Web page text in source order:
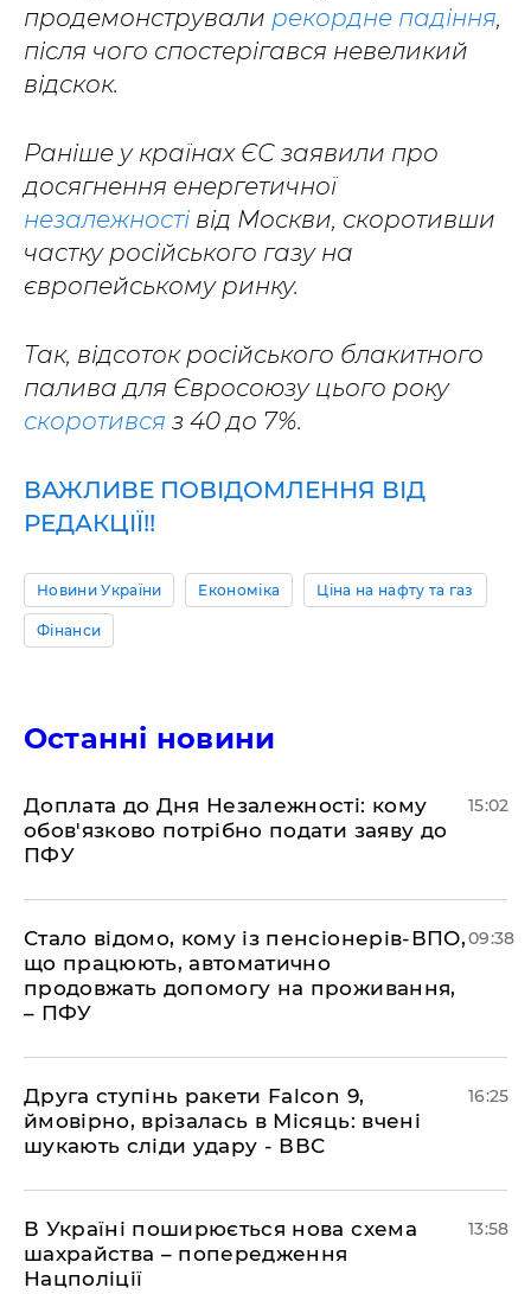
продемонстрували рекордне падіння,
після чого спостерігався невеликий
відскок.
Раніше у країнах ЄС заявили про
досягнення енергетичної
незалежності від Москви, скоротивши
частку російського газу на
європейському ринку.
Так, відсоток російського блакитного
палива для Євросоюзу цього року
скоротився з 40 до 7%.
ВАЖЛИВЕ ПОВІДОМЛЕННЯ ВІД
РЕДАКЦІЇ!!
Новини України Економіка Ціна на нафту та газ
Фінанси
Останні новини
Доплата до Дня Незалежності: кому
обов'язково потрібно подати заяву до
ПФУ
15:02
Стало відомо, кому із пенсіонерів-ВПО,
що працюють, автоматично
продовжать допомогу на проживання,
– ПФУ
09:38
​Друга ступінь ракети Falcon 9,
ймовірно, врізалась в Місяць: вчені
шукають сліди удару - ВВС
16:25
В Україні поширюється нова схема
шахрайства – попередження
Нацполіції
13:58